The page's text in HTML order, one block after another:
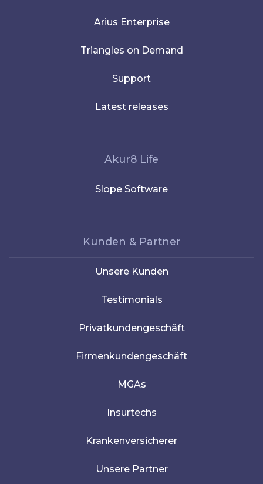
Arius Enterprise
Triangles on Demand
Support
Latest releases
Akur8 Life
Slope Software
Kunden & Partner
Unsere Kunden
Testimonials
Privatkundengeschäft
Firmenkundengeschäft
MGAs
Insurtechs
Krankenversicherer
Unsere Partner